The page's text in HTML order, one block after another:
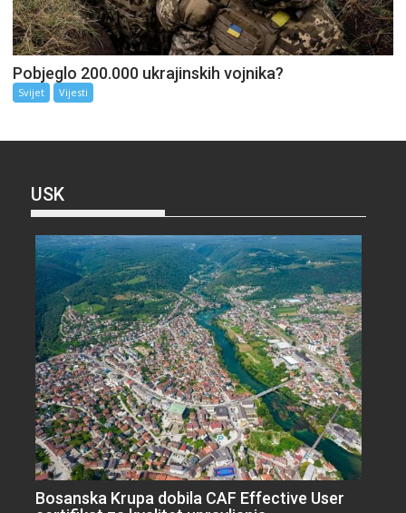
Pobjeglo 200.000 ukrajinskih vojnika?
Svijet Vijesti
USK
Bosanska Krupa dobila CAF Effective User